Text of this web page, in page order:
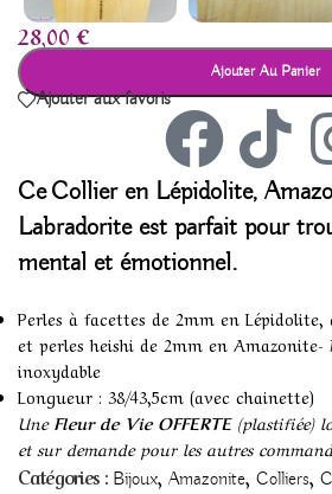
28,00€
Ajouter Au Panier
Ajouter aux favoris
CeCollier en Lépidolite,
Labradorite est parfait pour
mental et émotionnel.
Perles à facettes de 2mm en
et perles heishi de 2mm en
inoxydable
Longueur : 38/43,5cm (avec chainette)
Une Fleur de Vie OFFERTE(plastifiée)
et sur demande pour les autres
Catégories : Bijoux, Amazonite, Colliers,